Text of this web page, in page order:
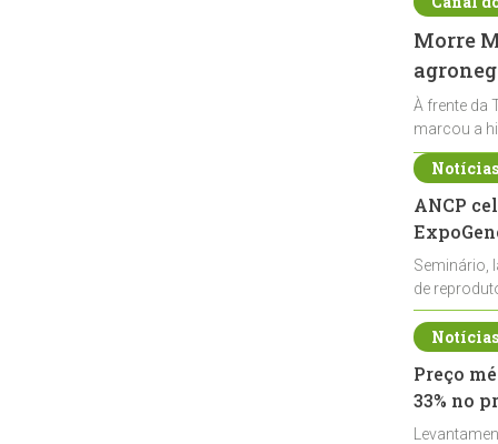
Morre
À frente da
marcou a
ANCP
Seminário,
de
durante a
Preço
33% no